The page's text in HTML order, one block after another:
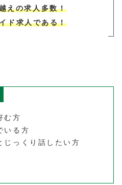
えの求人多数！
ド求人である！
む方
いる方
じっくり話したい方